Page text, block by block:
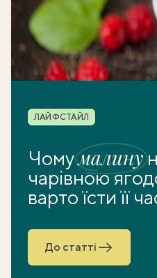
Рубрика
ЛАЙФСТАЙЛ
Чомумалину
чарівною
варто їсти її
До статті